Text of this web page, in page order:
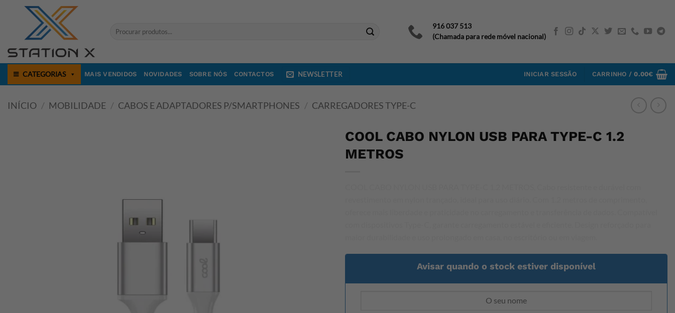
Pesquisar
916 037 513
(Chamada para rede móvel nacional)
CATEGORIAS MAIS VENDIDOS NOVIDADES SOBRE NÓS CONTACTOS NEWSLETTER INICIAR SESSÃO CARRINHO /0.00€
INÍCIO / MOBILIDADE / CABOS E ADAPTADORES P/SMARTPHONES / CARREGADORES TYPE-C
COOL CABO NYLON USB PARA TYPE-C 1.2
METROS
Avisar quando o stock estiver disponível